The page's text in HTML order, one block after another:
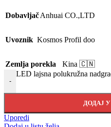
DobavljačAnhuai CO.,LTD
Uvoznik Kosmos Profil doo
Zemlja porekla Kina 🇨🇳
-
LED lajsna polukružna
ДОДАЈ
Uporedi